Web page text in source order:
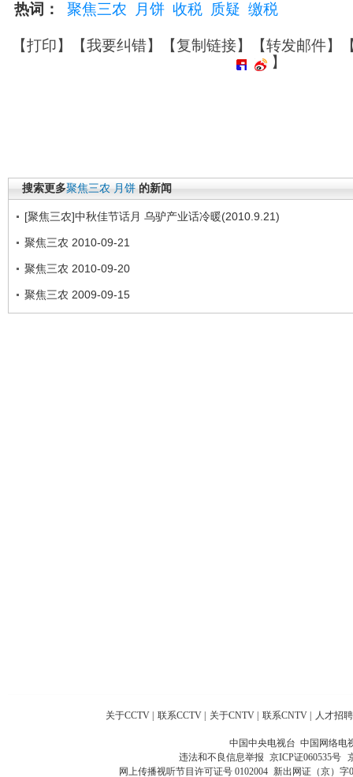
热词： 聚焦三农 月饼 收税 质疑 缴税
【打印】【我要纠错】【复制链接】【转发邮件】
】
搜索更多聚焦三农 月饼 的新闻
[聚焦三农]中秋佳节话月 乌驴产业话冷暖(2010.9.21)
聚焦三农 2010-09-21
聚焦三农 2010-09-20
聚焦三农 2009-09-15
关于CCTV 联系CCTV 关于CNTV 联系CNTV 人才招聘
中国中央电视台 中国网络电
违法和不良信息举报 京ICP证060535号
网上传播视听节目许可证号 0102004 新出网证（京）